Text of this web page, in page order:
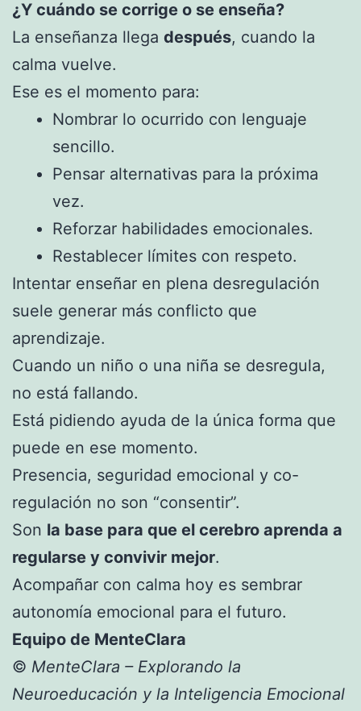
¿Y cuándo se corrige o se enseña?
La enseñanza llega después, cuando la
calma vuelve.
Ese es el momento para:
Nombrar lo ocurrido con lenguaje
sencillo.
Pensar alternativas para la próxima
vez.
Reforzar habilidades emocionales.
Restablecer límites con respeto.
Intentar enseñar en plena desregulación
suele generar más conflicto que
aprendizaje.
Cuando un niño o una niña se desregula,
no está fallando.
Está pidiendo ayuda de la única forma que
puede en ese momento.
Presencia, seguridad emocional y co-
regulación no son “consentir”.
Son la base para que el cerebro aprenda a
regularse y convivir mejor.
Acompañar con calma hoy es sembrar
autonomía emocional para el futuro.
Equipo de MenteClara
© MenteClara – Explorando la
Neuroeducación y la Inteligencia Emocional